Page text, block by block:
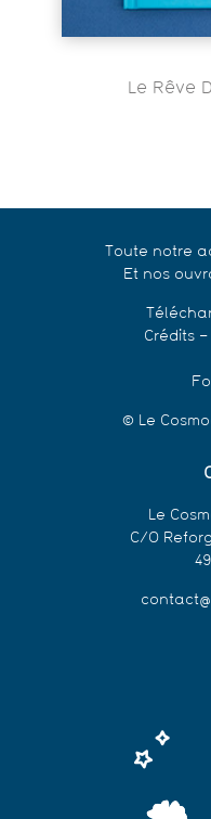
Le Rêve
Toute notre
Et nos
Crédits
© Le
Le
C/O